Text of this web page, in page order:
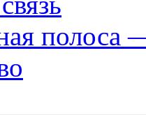
полоса